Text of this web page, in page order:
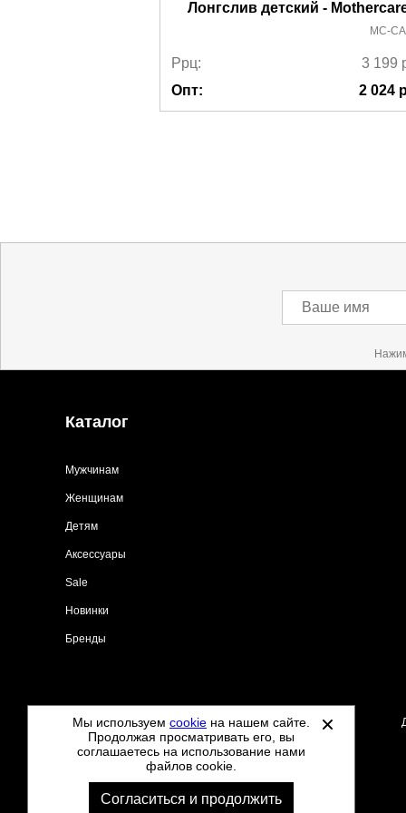
Лонгслив детский -
MC-
Ррц: 3 199
Опт:
2 024
Ваше имя
Каталог
Мужчинам
Женщинам
Детям
Аксессуары
Sale
Новинки
Бренды
©2021-2026 - Tdoo.ru - все права защищены.
Мы используем cookie на нашем сайте.
Продолжая просматривать его, вы
соглашаетесь на использование нами
файлов cookie.
Согласиться и продолжить